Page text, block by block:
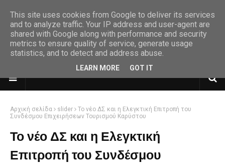
Αρχική σελίδα slider
Το νέο ΔΣ και η Ελεγκτική Επιτροπή του
Συνδέσμου Επιχειρήσεων Τουρισμού Καρύστου
Το νέο ΔΣ και η Ελεγκτική
Επιτροπή του Συνδέσμου
This site uses cookies from Google to deliver its services
and to analyze traffic. Your IP address and user-agent are
shared with Google along with performance and security
metrics to ensure quality of service, generate usage
statistics, and to detect and address abuse.
LEARN MORE GOT IT